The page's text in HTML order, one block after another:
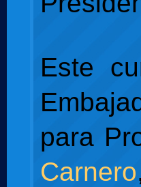
Este
para
Carnero